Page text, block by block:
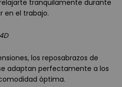
tranquilamente durante
en el trabajo.
los reposabrazos de
adaptan perfectamente a los
óptima.